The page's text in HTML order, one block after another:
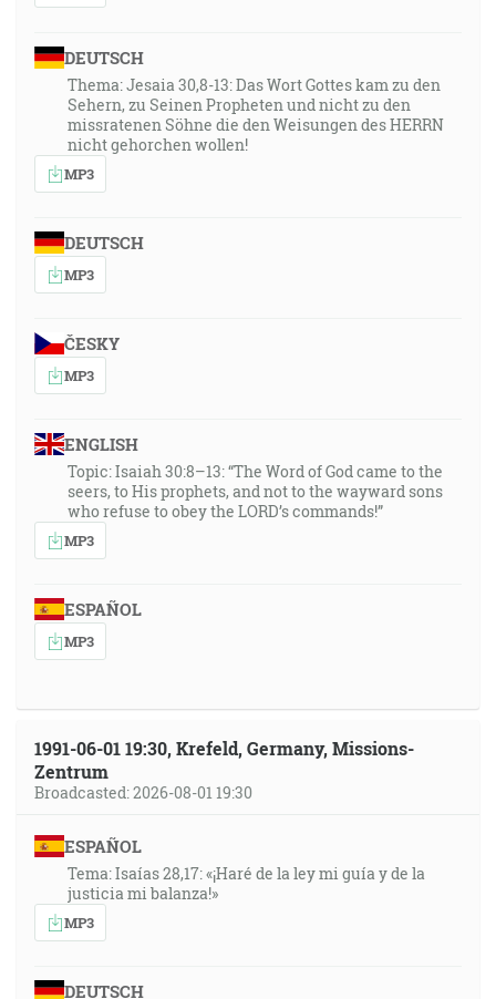
DEUTSCH
Thema: Jesaia 30,8-13: Das Wort Gottes kam zu den
Sehern, zu Seinen Propheten und nicht zu den
missratenen Söhne die den Weisungen des HERRN
nicht gehorchen wollen!
MP3
DEUTSCH
MP3
ČESKY
MP3
ENGLISH
Topic: Isaiah 30:8–13: “The Word of God came to the
seers, to His prophets, and not to the wayward sons
who refuse to obey the LORD’s commands!”
MP3
ESPAÑOL
MP3
1991-06-01 19:30, Krefeld, Germany, Missions-
Zentrum
Broadcasted: 2026-08-01 19:30
ESPAÑOL
Tema: Isaías 28,17: «¡Haré de la ley mi guía y de la
justicia mi balanza!»
MP3
DEUTSCH